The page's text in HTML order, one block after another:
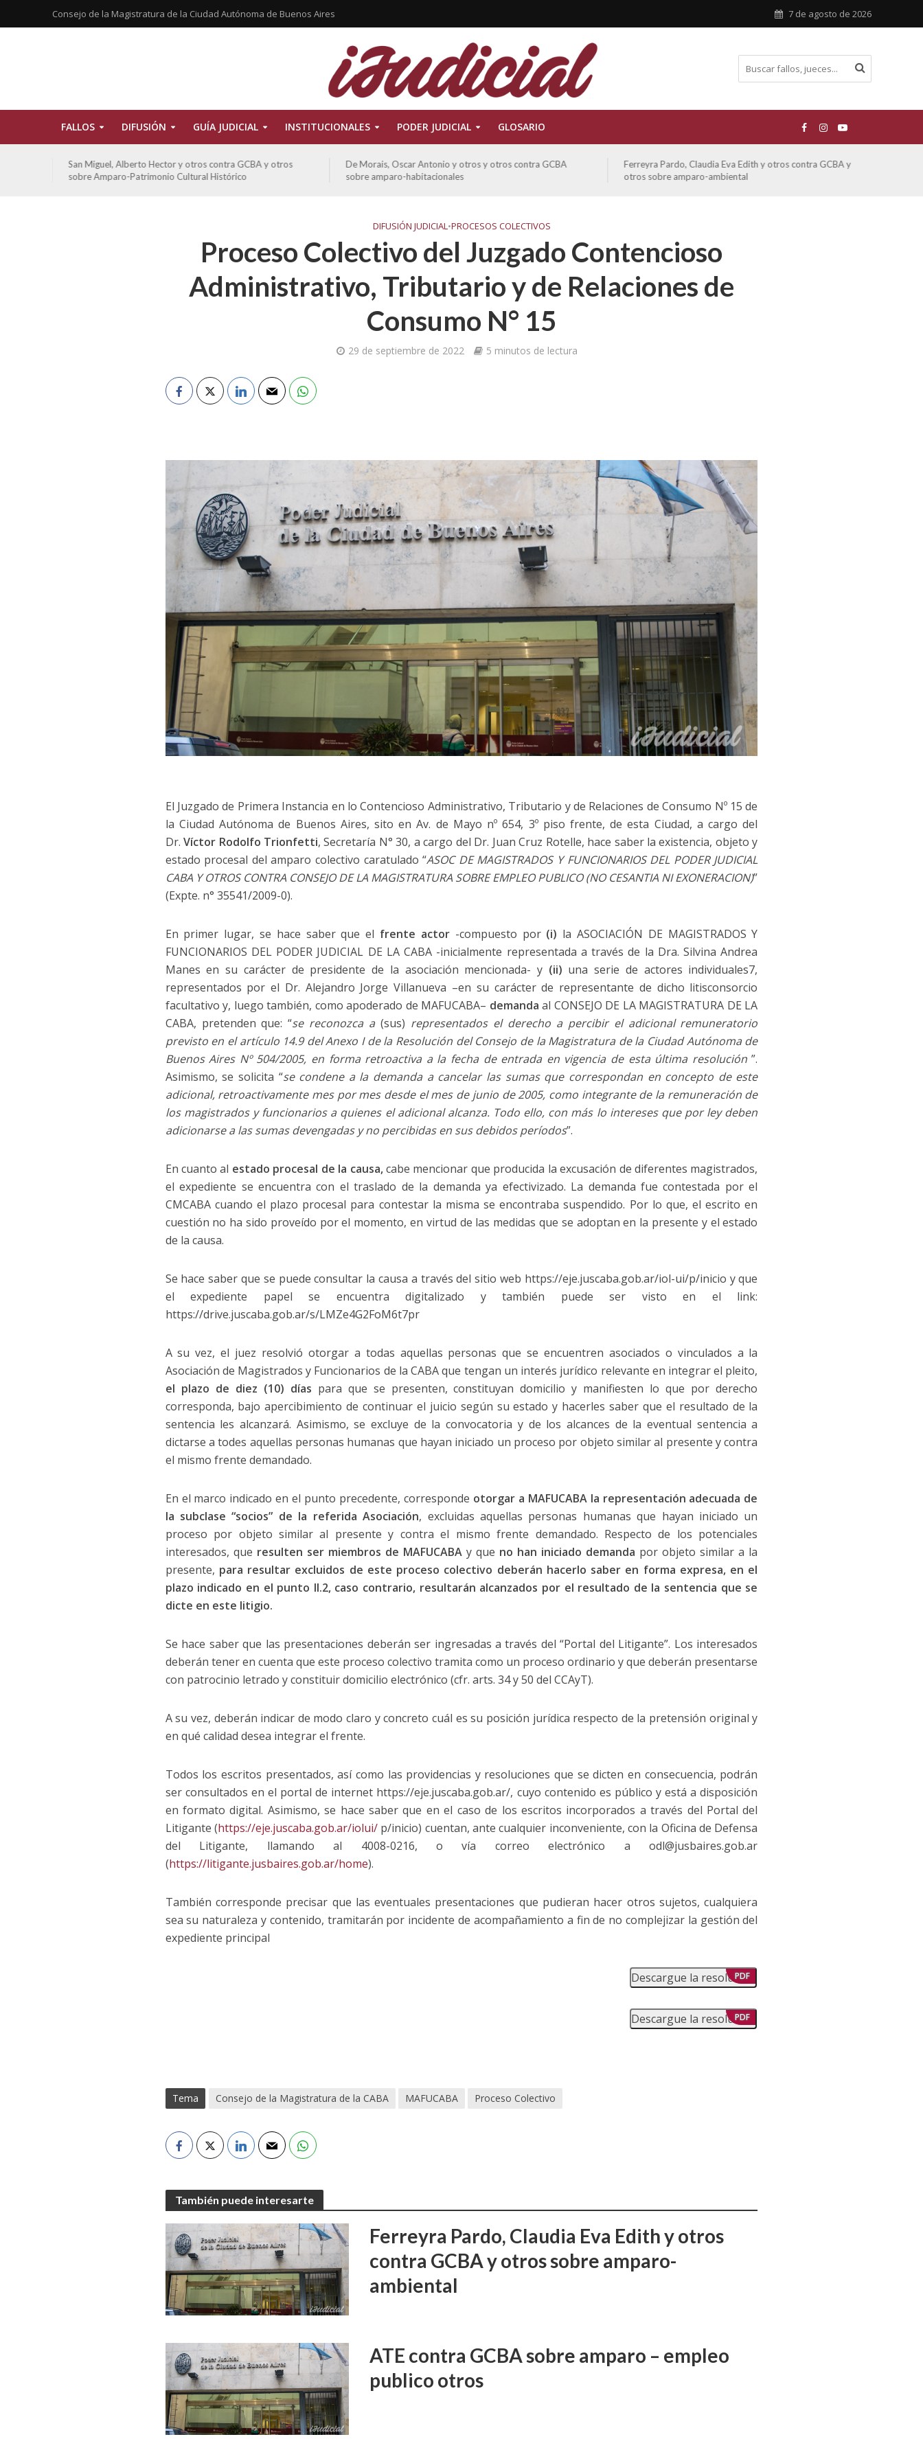
Consejo de la Magistratura de la Ciudad Autónoma de Buenos Aires 7 de agosto de 2026
FALLOS DIFUSIÓN GUÍA JUDICIAL INSTITUCIONALES PODER JUDICIAL GLOSARIO
San Miguel, Alberto Hector y otros contra GCBA y otros
sobre Amparo-Patrimonio Cultural Histórico
De Morais, Oscar Antonio y otros y otros contra GCBA
sobre amparo-habitacionales
Ferreyra Pardo, Claudia Eva Edith y otros contra GCBA y
otros sobre amparo-ambiental
DIFUSIÓN JUDICIAL•PROCESOS COLECTIVOS
Proceso Colectivo del Juzgado Contencioso
Administrativo, Tributario y de Relaciones de
Consumo N° 15
29 de septiembre de 2022 5 minutos de lectura
El Juzgado de Primera Instancia en lo Contencioso Administrativo, Tributario y de Relaciones de Consumo Nº 15 de
la Ciudad Autónoma de Buenos Aires, sito en Av. de Mayo nº 654, 3º piso frente, de esta Ciudad, a cargo del
Dr.Víctor Rodolfo Trionfetti, Secretaría N° 30, a cargo del Dr. Juan Cruz Rotelle, hace saber la existencia, objeto y
estado procesal del amparo colectivo caratulado “ASOC DE MAGISTRADOS Y FUNCIONARIOS DEL PODER JUDICIAL
CABA Y OTROS CONTRA CONSEJO DE LA MAGISTRATURA SOBRE EMPLEO PUBLICO (NO CESANTIA NI EXONERACION)”
(Expte. n° 35541/2009-0).
En primer lugar, se hace saber que el frente actor -compuesto por (i) la ASOCIACIÓN DE MAGISTRADOS Y
FUNCIONARIOS DEL PODER JUDICIAL DE LA CABA -inicialmente representada a través de la Dra. Silvina Andrea
Manes en su carácter de presidente de la asociación mencionada- y (ii) una serie de actores individuales7,
representados por el Dr. Alejandro Jorge Villanueva –en su carácter de representante de dicho litisconsorcio
facultativo y, luego también, como apoderado de MAFUCABA– demandaal CONSEJO DE LA MAGISTRATURA DE LA
CABA, pretenden que: “se reconozca a(sus) representados el derecho a percibir el adicional remuneratorio
previsto en el artículo 14.9 del Anexo I de la Resolución del Consejo de la Magistratura de la Ciudad Autónoma de
Buenos Aires Nº 504/2005, en forma retroactiva a la fecha de entrada en vigencia de esta última resolución”.
Asimismo, se solicita “se condene a la demanda a cancelar las sumas que correspondan en concepto de este
adicional, retroactivamente mes por mes desde el mes de junio de 2005, como integrante de la remuneración de
los magistrados y funcionarios a quienes eladicional alcanza. Todo ello, con más lo intereses que por ley deben
adicionarse a las sumas devengadas y no percibidas en sus debidos períodos”.
En cuanto al estado procesal de la causa,cabe mencionar que producida la excusación de diferentes magistrados,
el expediente se encuentra con el traslado de la demanda ya efectivizado. La demanda fue contestada por el
CMCABA cuando el plazo procesal para contestar la misma se encontraba suspendido. Por lo que, el escrito en
cuestión no ha sido proveído por el momento, en virtud de las medidas que se adoptan en la presente y el estado
de la causa.
Se hace saber que se puede consultar la causa a través del sitio web https://eje.juscaba.gob.ar/iol-ui/p/inicio y que
el expediente papel se encuentra digitalizado y también puede ser visto en el link:
https://drive.juscaba.gob.ar/s/LMZe4G2FoM6t7pr
A su vez, el juez resolvió otorgar a todas aquellas personas que se encuentren asociados o vinculados a la
Asociación de Magistrados y Funcionarios de la CABA que tengan un interés jurídico relevante en integrar el pleito,
el plazo de diez (10) días para que se presenten, constituyan domicilio y manifiesten lo que por derecho
corresponda, bajo apercibimiento de continuar el juicio según su estado y hacerles saber que el resultado de la
sentencia les alcanzará. Asimismo, se excluye de la convocatoria y de los alcances de la eventual sentencia a
dictarse a todes aquellas personas humanas que hayan iniciado un proceso por objeto similar al presente y contra
el mismo frente demandado.
En el marco indicado en el punto precedente, corresponde otorgar a MAFUCABA la representación adecuada de
la subclase “socios” de la referida Asociación, excluidas aquellas personas humanas que hayan iniciado un
proceso por objeto similar al presente y contra el mismo frente demandado. Respecto de los potenciales
interesados, que resulten ser miembros de MAFUCABA y que no han iniciado demanda por objeto similar a la
presente, para resultar excluidos de este proceso colectivo deberán hacerlo saber en forma expresa, en el
plazo indicado en el punto II.2, caso contrario, resultarán alcanzados por el resultado de la sentencia que se
dicte en este litigio.
Se hace saber que las presentaciones deberán ser ingresadas a través del “Portal del Litigante”. Los interesados
deberán tener en cuenta que este proceso colectivo tramita como un proceso ordinario y que deberán presentarse
con patrocinio letrado y constituir domicilio electrónico (cfr. arts. 34 y 50 del CCAyT).
A su vez, deberán indicar de modo claro y concreto cuál es su posición jurídica respecto de la pretensión original y
en qué calidad desea integrar el frente.
Todos los escritos presentados, así como las providencias y resoluciones que se dicten en consecuencia, podrán
ser consultados en el portal de internet https://eje.juscaba.gob.ar/, cuyo contenido es público y está a disposición
en formato digital. Asimismo, se hace saber que en el caso de los escritos incorporados a través del Portal del
Litigante (https://eje.juscaba.gob.ar/iolui/p/inicio) cuentan, ante cualquier inconveniente, con la Oficina de Defensa
del Litigante, llamando al 4008-0216, o vía correo electrónico a odl@jusbaires.gob.ar
(https://litigante.jusbaires.gob.ar/home).
También corresponde precisar que las eventuales presentaciones que pudieran hacer otros sujetos, cualquiera
sea su naturaleza y contenido, tramitarán por incidente de acompañamiento a fin de no complejizar la gestión del
expediente principal
Descargue la resolución
PDF
Descargue la resolución
PDF
Tema Consejo de la Magistratura de la CABA MAFUCABA Proceso Colectivo
También puede interesarte
Ferreyra Pardo, Claudia Eva Edith y otros
contra GCBA y otros sobre amparo-
ambiental
ATE contra GCBA sobre amparo – empleo
publico otros